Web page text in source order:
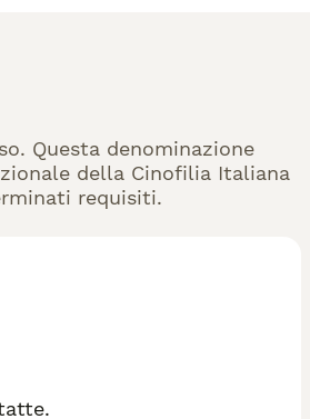
Questa denominazione
della Cinofilia Italiana
requisiti.